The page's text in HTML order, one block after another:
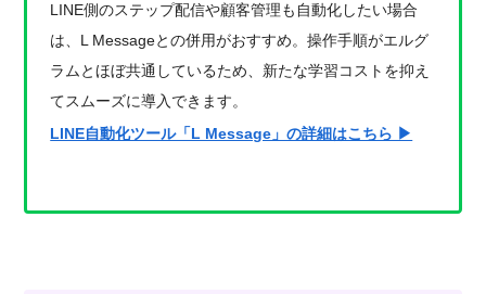
LINE側のステップ配信や顧客管理も自動化したい場合
は、L Messageとの併用がおすすめ。操作手順がエルグ
ラムとほぼ共通しているため、新たな学習コストを抑え
てスムーズに導入できます。
LINE自動化ツール「L Message」の詳細はこちら ▶︎